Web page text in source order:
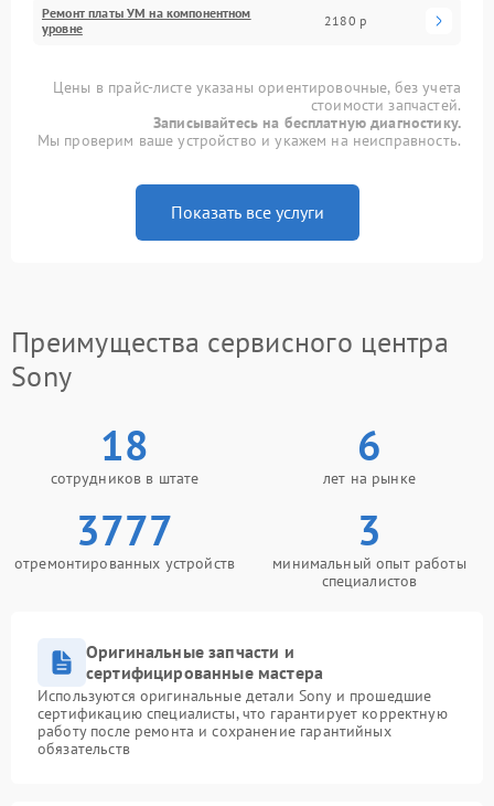
Ремонт платы УМ на компонентном
уровне
2180 р
Цены в прайс-листе указаны ориентировочные, без учета
стоимости запчастей.
Записывайтесь на бесплатную диагностику.
Мы проверим ваше устройство и укажем на неисправность.
Показать все услуги
Преимущества сервисного центра
Sony
18
сотрудников в штате
6
лет на рынке
3777
отремонтированных устройств
3
минимальный опыт работы
специалистов
Оригинальные запчасти и
сертифицированные мастера
Используются оригинальные детали Sony и прошедшие
сертификацию специалисты, что гарантирует корректную
работу после ремонта и сохранение гарантийных
обязательств